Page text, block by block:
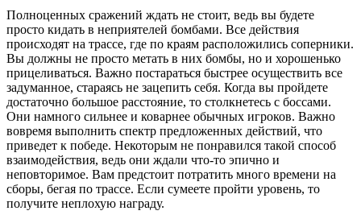
Полноценных сражений ждать не стоит, ведь вы будете
просто кидать в неприятелей бомбами. Все действия
происходят на трассе, где по краям расположились соперники.
Вы должны не просто метать в них бомбы, но и хорошенько
прицеливаться. Важно постараться быстрее осуществить все
задуманное, стараясь не зацепить себя. Когда вы пройдете
достаточно большое расстояние, то столкнетесь с боссами.
Они намного сильнее и коварнее обычных игроков. Важно
вовремя выполнить спектр предложенных действий, что
приведет к победе. Некоторым не понравился такой способ
взаимодействия, ведь они ждали что-то эпично и
неповторимое. Вам предстоит потратить много времени на
сборы, бегая по трассе. Если сумеете пройти уровень, то
получите неплохую награду.